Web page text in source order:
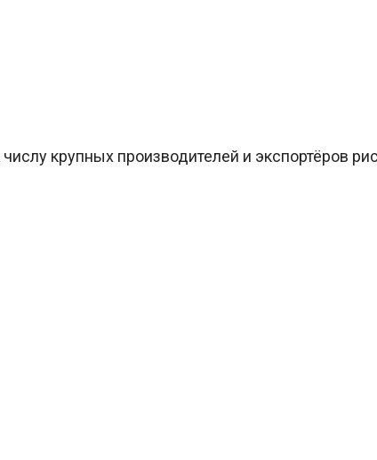
крупных производителей и экспортёров